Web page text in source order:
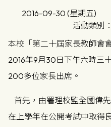
2016-09-30 (星期五)
活動類別
本校「第二十屆家長教師會
2016年9月30日下午六時三
200多位家長出席。
首先，由署理校監全國偉
在上學年在公開考試中取得